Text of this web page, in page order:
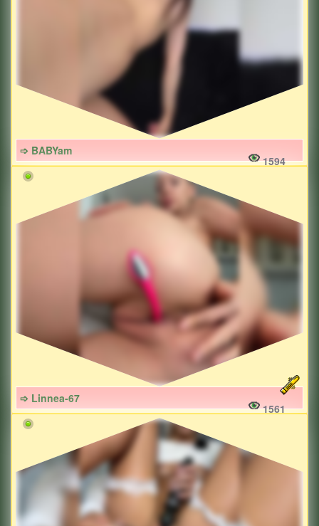
➩ BABYam
1594
➩ Linnea-67
1561